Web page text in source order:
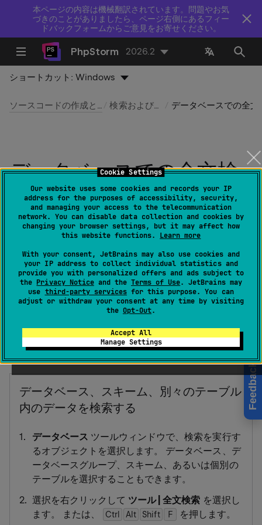
Cookie Settings
Our website uses some cookies and records your IP
address for the purposes of accessibility, security,
and managing your access to the telecommunication
network. You can disable data collection and cookies by
changing your browser settings, but it may affect how
this website functions. Learn more
With your consent, JetBrains may also use cookies and
your IP address to collect individual statistics and
provide you with personalized offers and ads subject to
the Privacy Noticeand the Terms of Use. JetBrains may
use third-party servicesfor this purpose. You can
adjust or withdraw your consent at any time by visiting
the Opt-Out.
Accept All
Manage Settings
本ページの内容は機械翻訳されています。問題やお気
づきのことがありましたら、ページ右側にあるフィー
ドバックフォームからご意見をお寄せください。
Feedback
PhpStorm 2026.2
ショートカット:Windows
ソースコードの作成と編集 検索および置換
データベースでの全文検
索
最終更新日： 2026 年 8 月 5 日
外部データベースの検索について詳しくは、このド
キュメント内の検索セクションを参照してくださ
い。
データの正確な場所を知らなくても、データベースまた
はデータベースのグループでデータを検索できます。
データベース、スキーム、別々のテーブル
内のデータを検索する
データベース ツールウィンドウで、検索を実行す
るオブジェクトを選択します。 データベース、デ
ータベースグループ、スキーム、あるいは個別の
テーブルを選択することもできます。
選択を右クリックして ツール | 全文検索 を選択し
ます。 または、
Ctrl Alt Shift 0
F を押します。